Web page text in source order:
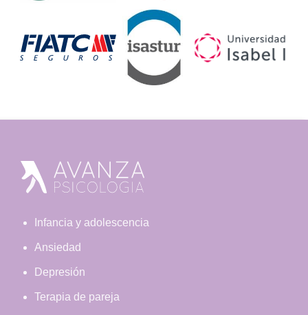
Footer
Infancia y adolescencia
Ansiedad
Depresión
Terapia de pareja